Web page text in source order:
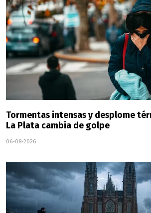
Tormentas intensas y desplome
La Plata cambia de golpe
06-08-2026